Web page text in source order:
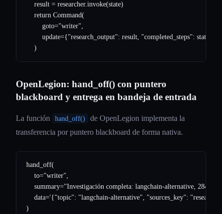
    result = researcher.invoke(state)
    return Command(
        goto="writer",
update={"research_output": result, "completed_steps":
OpenLegion: hand_off() con puntero
blackboard y entrega en bandeja de entrada
La función hand_off()
de OpenLegion implementa la
transferencia por puntero blackboard de forma nativa.
hand_off(
    to="writer",
summary="Investigación completa: langchain-alternative, 2847
data='{"topic": "langchain-alternative", "sources_key":